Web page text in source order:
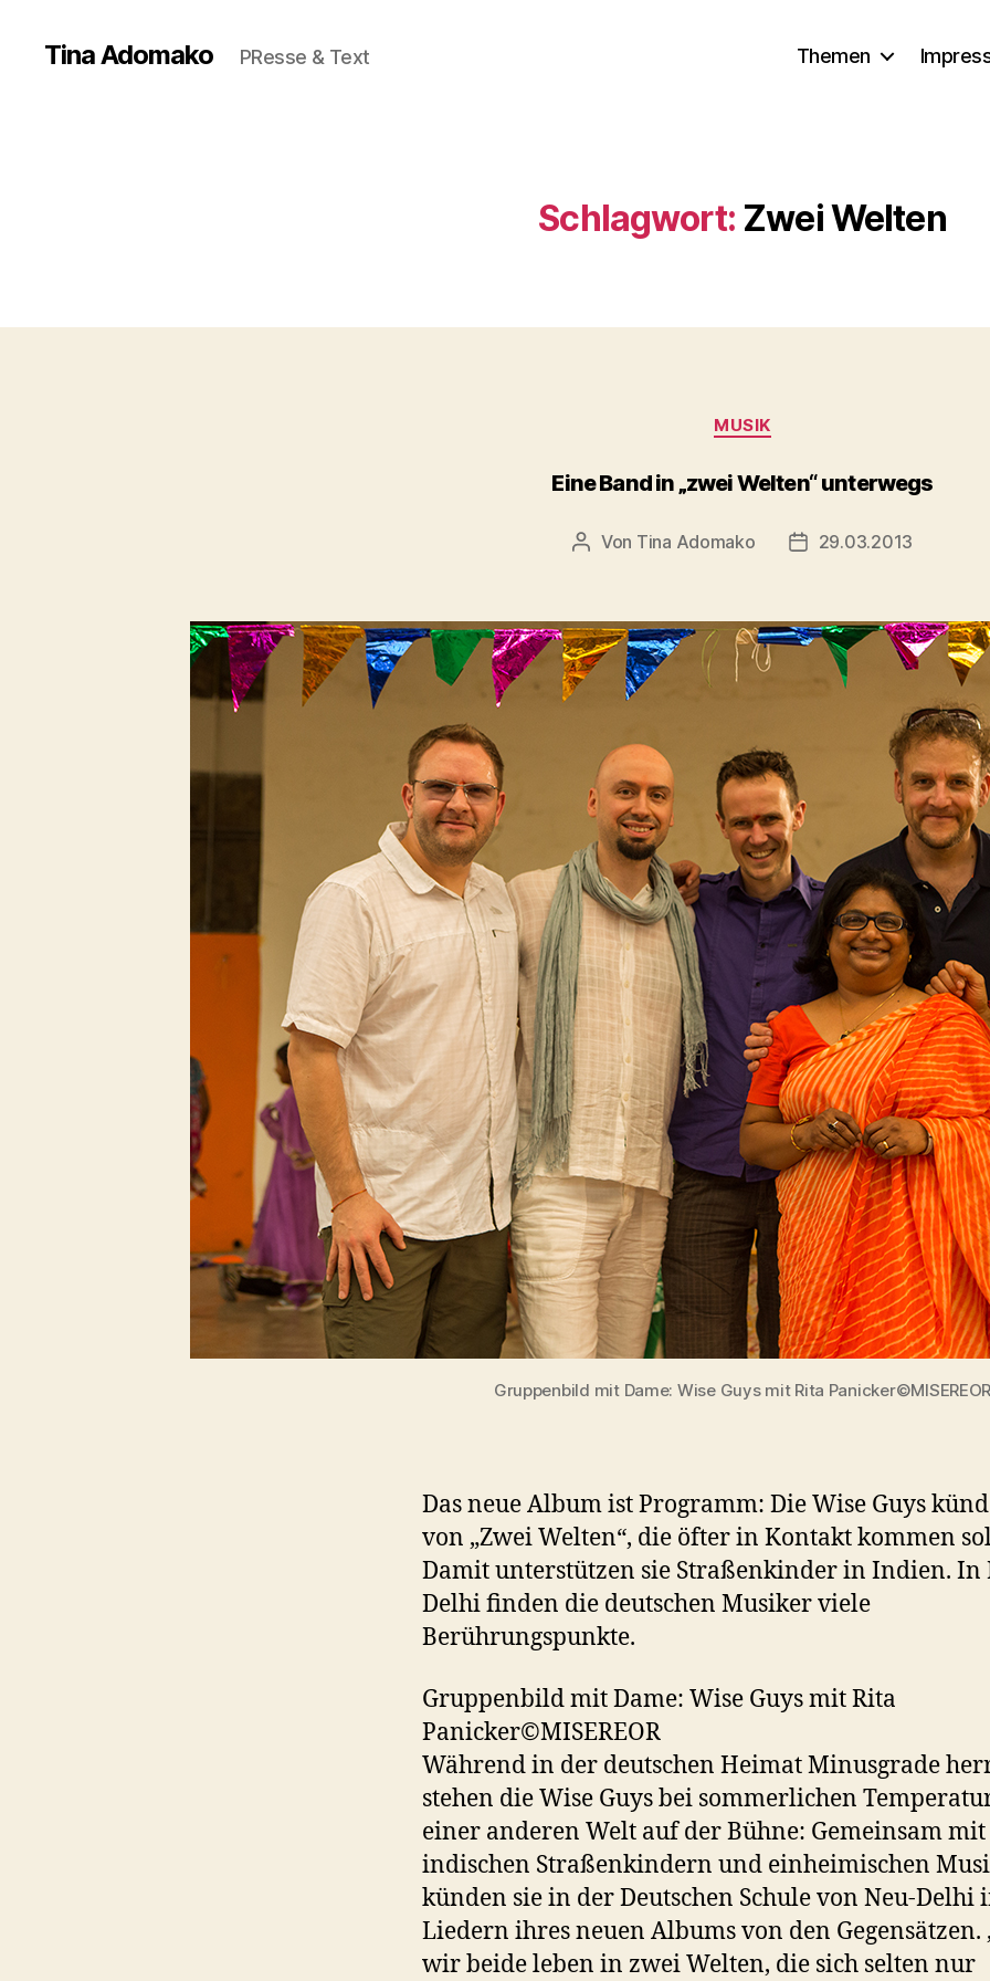
Tina Adomako PResse & Text Themen
Schlagwort: Zwei Welten
Kategorien
MUSIK
Eine Band in „zwei Welten“ unterwegs
Beitragsautor
Von Tina Adomako 29.03.2013
Gruppenbild mit Dame: Wise Guys mit Rita
Das neue Album ist Programm: Die Wise Guys
von „Zwei Welten“, die öfter in Kontakt kommen
Damit unterstützen sie Straßenkinder in Indien. In
Delhi finden die deutschen Musiker viele
Berührungspunkte.
Gruppenbild mit Dame: Wise Guys mit Rita
Panicker©MISEREOR
Während in der deutschen Heimat Minusgrade
stehen die Wise Guys bei sommerlichen
einer anderen Welt auf der Bühne: Gemeinsam mit
indischen Straßenkindern und einheimischen
künden sie in der Deutschen Schule von Neu-Delhi
Liedern ihres neuen Albums von den Gegensätzen.
wir beide leben in zwei Welten, die sich selten nur